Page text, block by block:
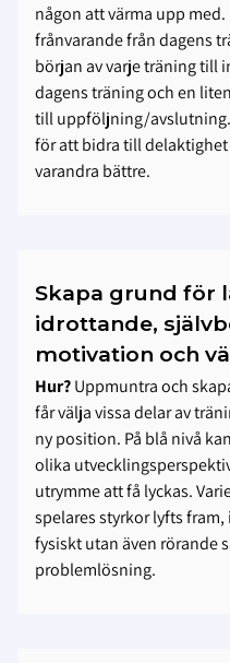
någon att värma upp
frånvarande från dagens
början av varje träning till
dagens träning och en
till uppföljning/
för att bidra till
varandra bättre.
Skapa grund för
idrottande,
motivation och
Hur?Uppmuntra och
får välja vissa delar av
ny position. På blå nivå
olika
utrymme att få lyckas.
spelares styrkor lyfts
fysiskt utan även rörande
problemlösning.